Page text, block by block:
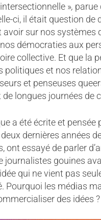
», parue
ci, il était question de
sur nos systèmes
nos démocraties aux
collective. Et que la
et nos
et penseuses
de longues journées de
a été écrite et
dernières années
ont essayé de parler
journalistes gouines
qui ne vient pas
les médias
des idées ?